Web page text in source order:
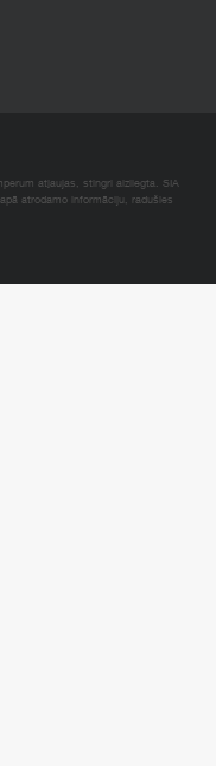
atļaujas, stingri aizliegta. SIA
atrodamo informāciju, radušies